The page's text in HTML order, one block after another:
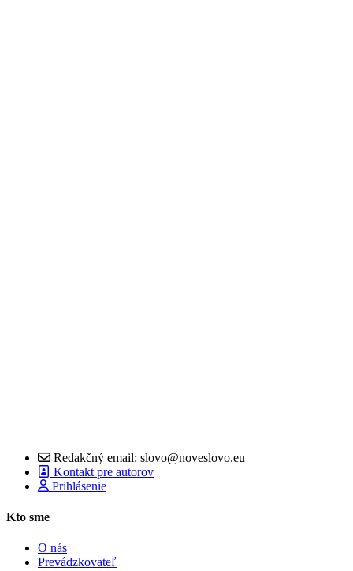
Redakčný email: slovo@noveslovo.eu
Kontakt pre autorov
Prihlásenie
Kto sme
O nás
Prevádzkovateľ